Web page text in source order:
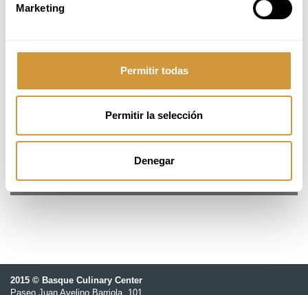
Marketing
Permitir todas
Permitir la selección
Denegar
INSCRIPCIÓN ONLINE
Pendiente de concretar
Basque Culinary Center
2015 © Basque Culinary Center
Paseo Juan Avelino Barriola, 101